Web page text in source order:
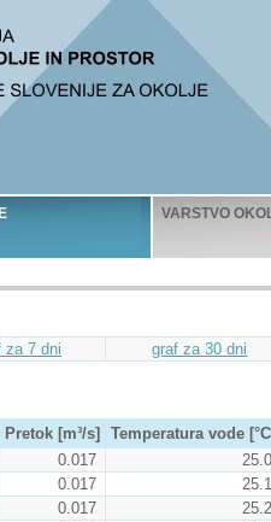
VARSTVO
za 7 dni graf za 30 dni
Pretok [m³/s]
Temperatura vode
0.017
25.0
0.017
25.1
0.017
25.2